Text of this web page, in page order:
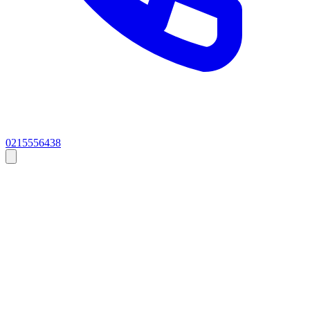
0215556438